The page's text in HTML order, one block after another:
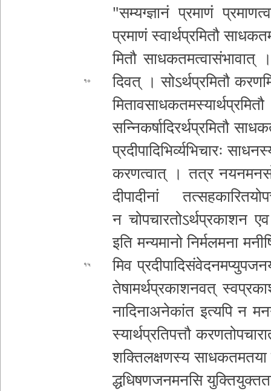
"­स­म्य­ग्ज्ञा­नं प्रमाणं
प्रमाणं स्वा­र्थ­प्र­मि­तौ
मि­तौ सा­ध­क­त­म­त्वा­सं­भा­वा­त्
१०
दिवत् । सो­ऽ­र्थ­प्र­मि­तौ
स­न्नि­क­र्षा­दि­र­र्थ­प्र­मि­तौ
प्र­दी­पा­दि­भि­र्व्य­भि­चा­रः
क­र­ण­त्वा­त् । तत्र न­य­न­म
दी­पा­दी­नां
न चो­प­चा­र­तो­ऽ­र्थ­प्र­का­श­न
इति म­न्य­मा­नो नि­र्म­ल­म­ना
१५
मि­व
ते­षा­म­र्थ­प्र­का­श­न­व­त्
ना­दि­नाअ­ने­कां­त इत्यपि न
स्या­र्थ­प्र­ति­प­त्तौ
शक्ति­ल­क्ष­ण­स्य
द्ध­धि­ष­ण­ज­न­म­न­सि